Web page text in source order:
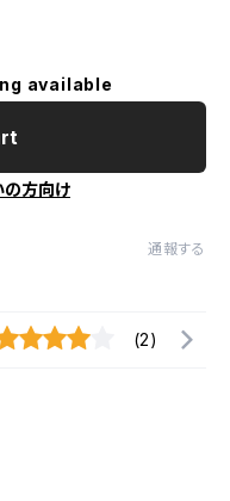
available
の方向け
通報する
(2)